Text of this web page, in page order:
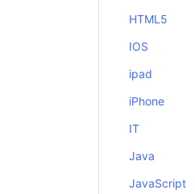
HTML5
IOS
ipad
iPhone
IT
Java
JavaScript